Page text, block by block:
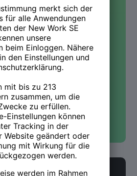
Kontakt
oder wolltest
Wir sind für Dich
da!
aufnehmen